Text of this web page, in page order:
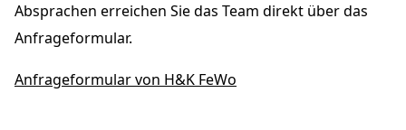
Absprachen erreichen Sie das Team direkt über das
Anfrageformular.
Anfrageformular von H&K FeWo